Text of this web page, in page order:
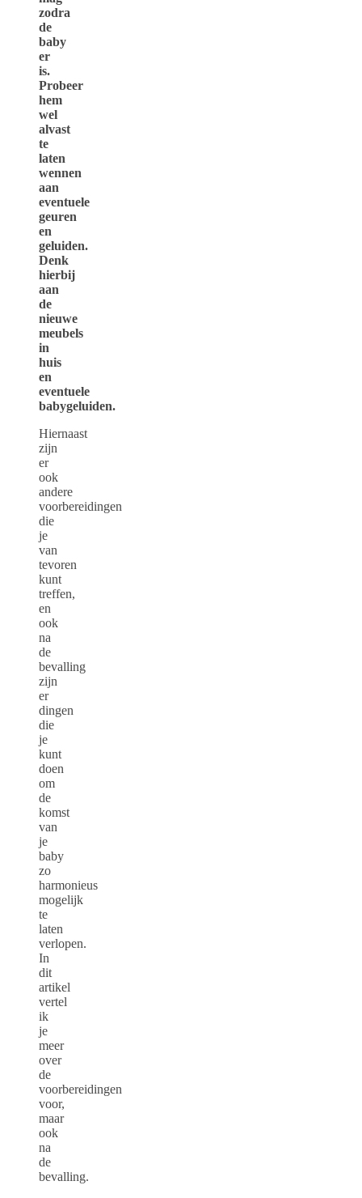
zodra
de
baby
er
is.
Probeer
hem
wel
alvast
te
laten
wennen
aan
eventuele
geuren
en
geluiden.
Denk
hierbij
aan
de
nieuwe
meubels
in
huis
en
eventuele
babygeluiden.
Hiernaast
zijn
er
ook
andere
voorbereidingen
die
je
van
tevoren
kunt
treffen,
en
ook
na
de
bevalling
zijn
er
dingen
die
je
kunt
doen
om
de
komst
van
je
baby
zo
harmonieus
mogelijk
te
laten
verlopen.
In
dit
artikel
vertel
ik
je
meer
over
de
voorbereidingen
voor,
maar
ook
na
de
bevalling.